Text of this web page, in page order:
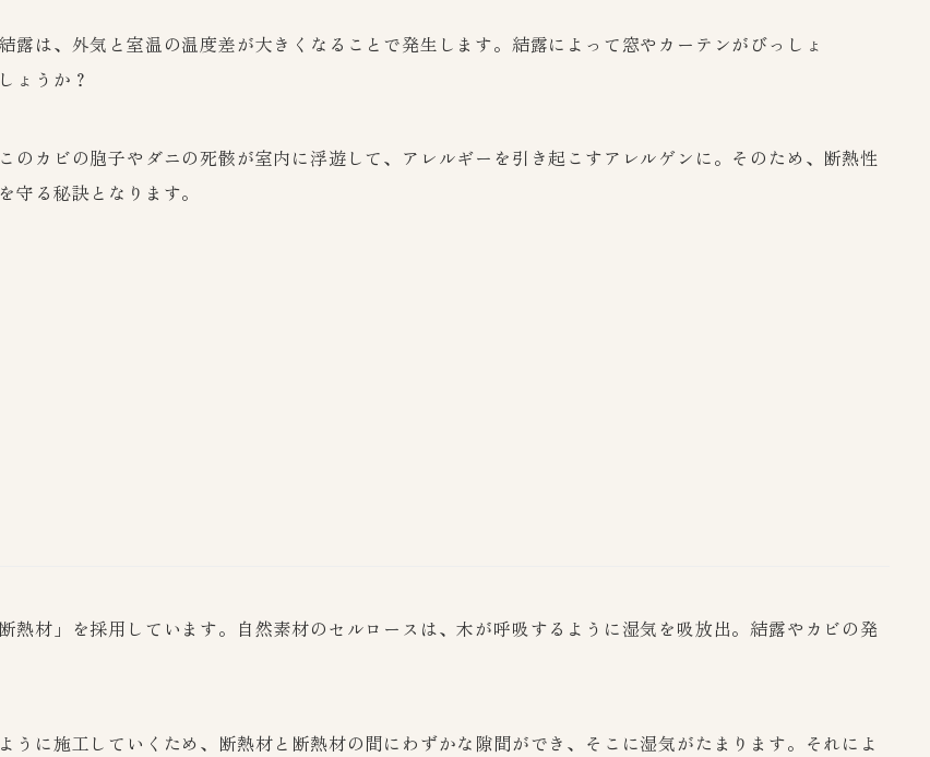
は、外気と室温の温度差が大きくなることで発生します。結露によって窓やカーテンがびっしょ
ょうか？
カビの胞子やダニの死骸が室内に浮遊して、アレルギーを引き起こすアレルゲンに。そのため、断熱性
る秘訣となります。
熱材」を採用しています。自然素材のセルロースは、木が呼吸するように湿気を吸放出。結露やカビの発
うに施工していくため、断熱材と断熱材の間にわずかな隙間ができ、そこに湿気がたまります。それによ